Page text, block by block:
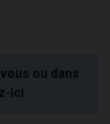
ou dans
ici